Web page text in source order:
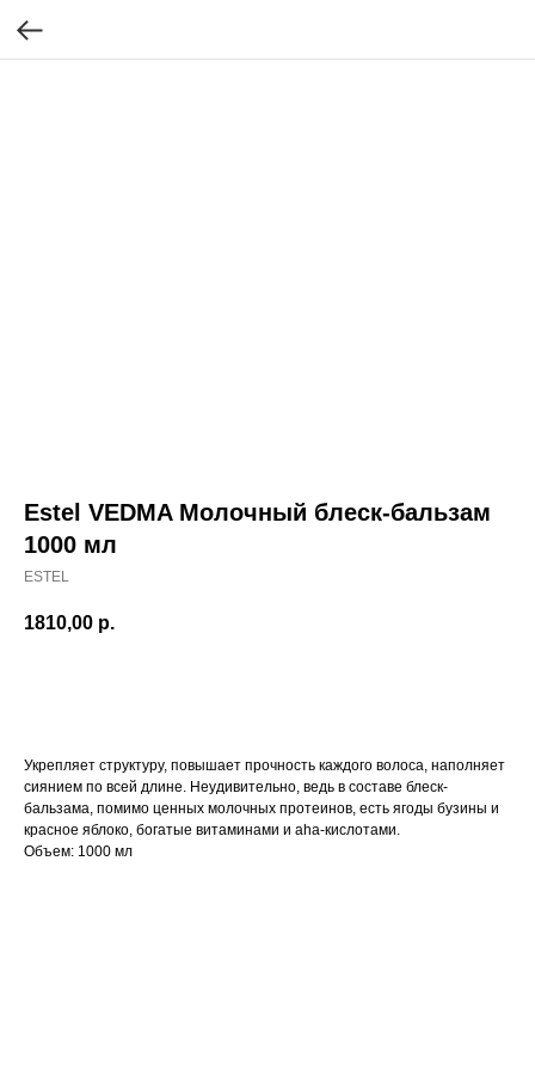
Estel VEDMA Молочный блеск-бальзам
1000 мл
ESTEL
1810,00 р.
Укрепляет структуру, повышает прочность каждого волоса, наполняет
сиянием по всей длине. Неудивительно, ведь в составе блеск-
бальзама, помимо ценных молочных протеинов, есть ягоды бузины и
красное яблоко, богатые витаминами и aha-кислотами.
Объем: 1000 мл